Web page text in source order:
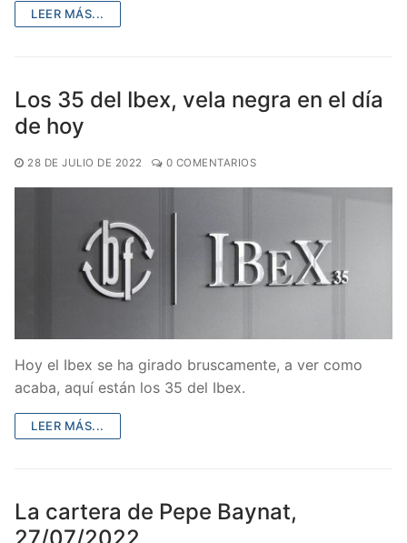
LEER MÁS...
Los 35 del Ibex, vela negra en el día
de hoy
28 DE JULIO DE 2022 0 COMENTARIOS
Hoy el Ibex se ha girado bruscamente, a ver como
acaba, aquí están los 35 del Ibex.
LEER MÁS...
La cartera de Pepe Baynat,
27/07/2022